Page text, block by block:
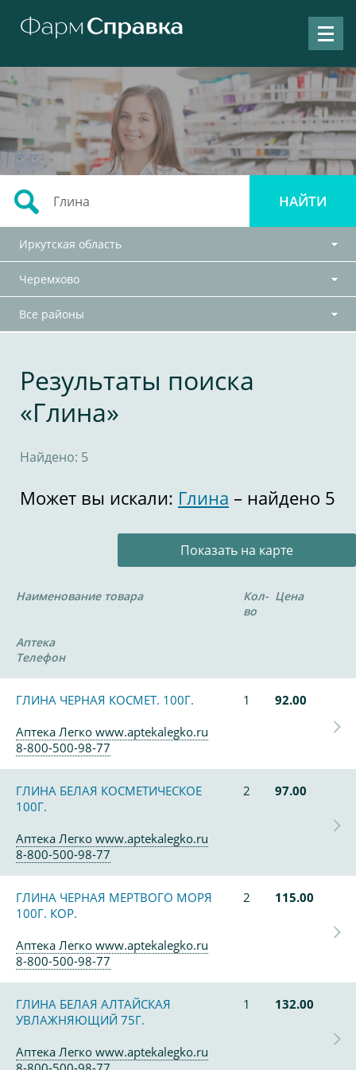
Иркутская область
Черемхово
Все районы
Результаты поиска
«Глина»
Найдено: 5
Может вы искали: Глина – найдено 5
Показать на карте
Наименование товара
Кол-
во
Цена
Аптека
Телефон
ГЛИНА ЧЕРНАЯ КОСМЕТ. 100Г. 1
92.00
Аптека Легко www.aptekalegko.ru
8-800-500-98-77
ГЛИНА БЕЛАЯ КОСМЕТИЧЕСКОЕ
100Г.
2 97.00
Аптека Легко www.aptekalegko.ru
8-800-500-98-77
ГЛИНА ЧЕРНАЯ МЕРТВОГО МОРЯ
100Г. КОР.
2 115.00
Аптека Легко www.aptekalegko.ru
8-800-500-98-77
ГЛИНА БЕЛАЯ АЛТАЙСКАЯ
УВЛАЖНЯЮЩИЙ 75Г.
1 132.00
Аптека Легко www.aptekalegko.ru